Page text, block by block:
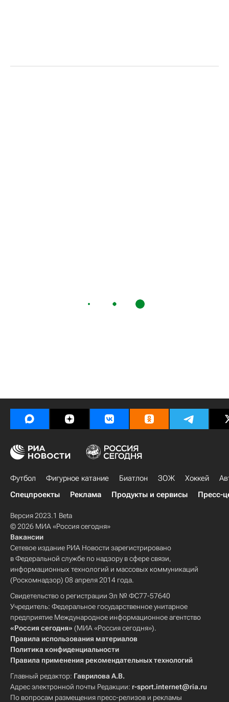
Футбол Фигурное катание Биатлон ЗОЖ Хоккей
Спецпроекты
Реклама Продукты и сервисы Пресс-
Версия 2023.1 Beta
© 2026 МИА «Россия сегодня»
Вакансии
Сетевое издание РИА Новости зарегистрировано
в Федеральной службе по надзору в сфере связи,
информационных технологий и массовых коммуникаций
(Роскомнадзор) 08 апреля 2014 года.
Свидетельство о регистрации Эл № ФС77-57640
Учредитель: Федеральное государственное унитарное
предприятие Международное информационное агентство
«Россия сегодня» (МИА «Россия сегодня»).
Правила использования материалов
Политика конфиденциальности
Правила применения рекомендательных технологий
Главный редактор: Гаврилова А.В.
Адрес электронной почты Редакции: r-sport.internet@ria.ru
По вопросам размещения пресс-релизов и рекламы